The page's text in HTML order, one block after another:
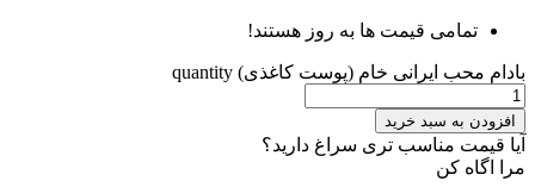
تمامی قیمت ها به روز هستند!
بادام محب ایرانی خام (پوست کاغذی) quantity
افزودن به سبد خرید
آیا قیمت مناسب تری سراغ دارید؟
مرا اگاه کن